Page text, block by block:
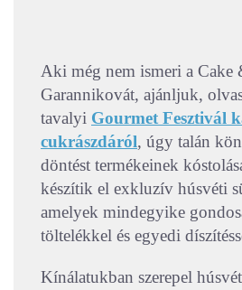
Aki még nem ismeri a
Garannikovát, ajánljuk,
tavalyi Gourmet Fesztivál
cukrászdáról, úgy talán
döntést termékeinek
készítik el exkluzív húsvéti
amelyek mindegyike
töltelékkel és egyedi
Kínálatukban szerepel